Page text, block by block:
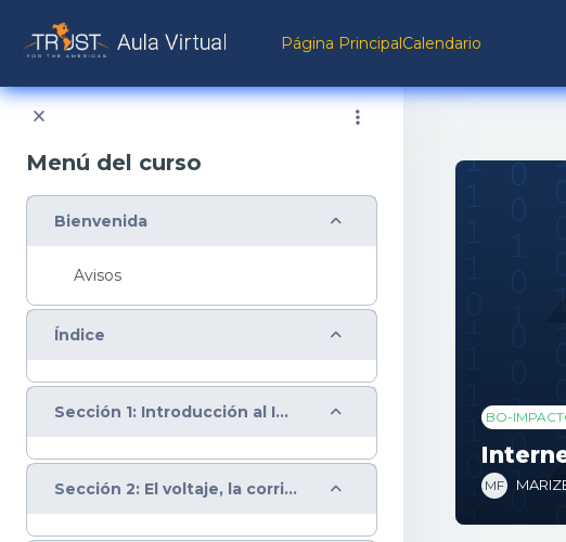
Página PrincipalCalendario
Menú del curso
Bienvenida Colapsar
Avisos
Índice Colapsar
Sección 1: Introducción al Internet de las Cosas Colapsar
Sección 2: El voltaje, la corriente y la resistencia Colapsar
BO-
MF